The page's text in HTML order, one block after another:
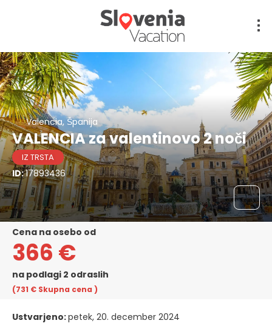
Valencia, Španija
VALENCIA za valentinovo 2 noči
IZ TRSTA
ID:17893436
cena na osebo od
366 €
na podlagi 2 odraslih
(731 € Skupna cena )
Ustvarjeno:petek, 20. december 2024